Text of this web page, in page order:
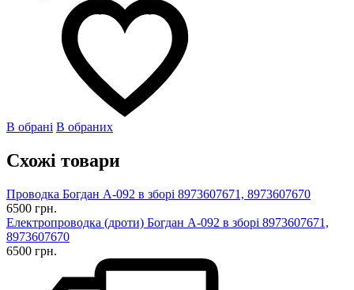
В обрані В обраних
Схожі товари
Проводка Богдан А-092 в зборі 8973607671, 8973607670
6500 грн.
Електропроводка (дроти) Богдан А-092 в зборі 8973607671,
8973607670
6500 грн.